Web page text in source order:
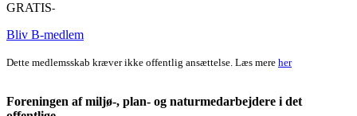
GRATIS-
Bliv B-medlem
Dette medlemsskab kræver ikke offentlig ansættelse. Læs mere her
Foreningen af miljø-, plan- og naturmedarbejdere i det